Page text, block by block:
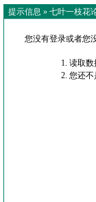
提示信息 » 七叶一枝花
您没有登录或者您
读取数
您还不